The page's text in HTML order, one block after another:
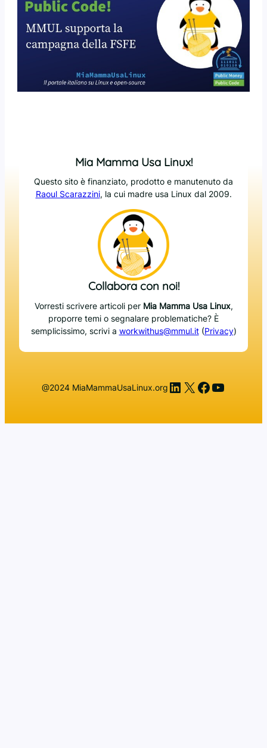
Mia Mamma Usa Linux!
Questo sito è finanziato, prodotto e manutenuto da
Raoul Scarazzini, la cui madre usa Linux dal 2009.
Collabora con noi!
Vorresti scrivere articoli per Mia Mamma Usa Linux,
proporre temi o segnalare problematiche? È
semplicissimo, scrivi a workwithus@mmul.it(Privacy)
@2024 MiaMammaUsaLinux.org LinkedIn
X Facebook